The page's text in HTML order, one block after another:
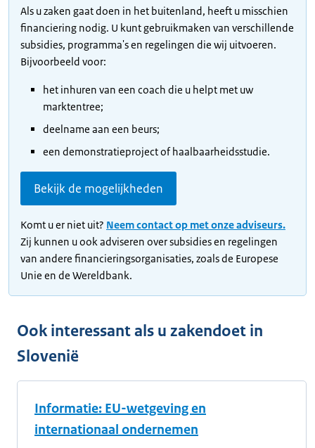
Als u zaken gaat doen in het buitenland, heeft u misschien
financiering nodig. U kunt gebruikmaken van verschillende
subsidies, programma's en regelingen die wij uitvoeren.
Bijvoorbeeld voor:
het inhuren van een coach die u helpt met uw
marktentree;
deelname aan een beurs;
een demonstratieproject of haalbaarheidsstudie.
Bekijk de mogelijkheden
Komt u er niet uit? Neem contact op met onze adviseurs.
Zij kunnen u ook adviseren over subsidies en regelingen
van andere financieringsorganisaties, zoals de Europese
Unie en de Wereldbank.
Ook interessant als u zakendoet in
Slovenië
Informatie: EU-wetgeving en
internationaal ondernemen